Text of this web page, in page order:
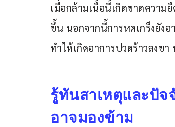
เมื่อกล้ามเนื้อนี้เกิดขาดความ
ขึ้น นอกจากนี้การหดเกร็งยัง
ทำให้เกิดอาการปวดร้าวลงข
รู้ทันสาเหตุและปัจ
อาจมองข้าม